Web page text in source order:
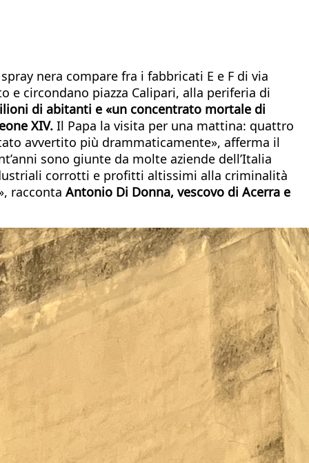
nera compare fra i fabbricati E e F di via
e circondano piazza Calipari, alla periferia di
di abitanti e «un concentrato mortale di
XIV. Il Papa la visita per una mattina: quattro
avvertito più drammaticamente», afferma il
sono giunte da molte aziende dell’Italia
corrotti e profitti altissimi alla criminalità
racconta Antonio Di Donna, vescovo di Acerra e